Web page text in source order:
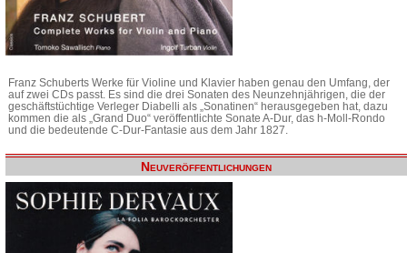
Franz Schuberts Werke für Violine und Klavier haben genau den Umfang, der
auf zwei CDs passt. Es sind die drei Sonaten des Neunzehnjährigen, die der
geschäftstüchtige Verleger Diabelli als „Sonatinen“ herausgegeben hat, dazu
kommen die als „Grand Duo“ veröffentlichte Sonate A-Dur, das h-Moll-Rondo
und die bedeutende C-Dur-Fantasie aus dem Jahr 1827.
Neuveröffentlichungen